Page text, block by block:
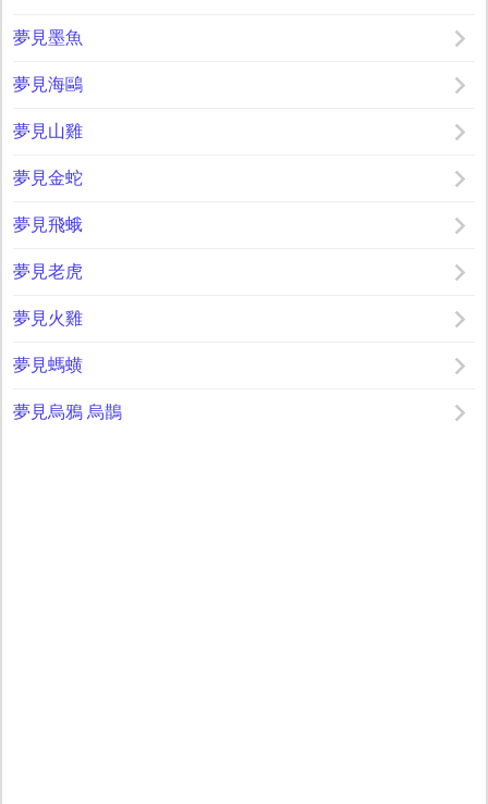
夢見墨魚
夢見海鷗
夢見山雞
夢見金蛇
夢見飛蛾
夢見老虎
夢見火雞
夢見螞蟥
夢見烏鴉 烏鵲